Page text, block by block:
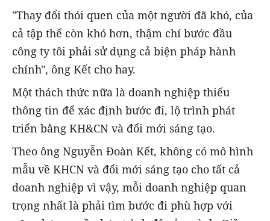
"Thay đổi thói quen của một người đã khó, của
cả tập thể còn khó hơn, thậm chí bước đầu
công ty tôi phải sử dụng cả biện pháp hành
chính", ông Kết cho hay.
Một thách thức nữa là doanh nghiệp thiếu
thông tin để xác định bước đi, lộ trình phát
triển bằng KH&CN và đổi mới sáng tạo.
Theo ông Nguyễn Đoàn Kết, không có mô hình
mẫu về KHCN và đổi mới sáng tạo cho tất cả
doanh nghiệp vì vậy, mỗi doanh nghiệp quan
trọng nhất là phải tìm bước đi phù hợp với